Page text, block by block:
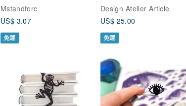
Mstandforc
US$ 3.07
Design Atelier Article
US$ 25.00
免運 免運